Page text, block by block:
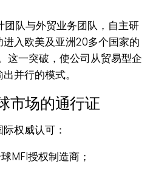
团队与外贸业务团队，自主研
入欧美及亚洲20多个国家的
一突破，使公司从贸易型企
并行的模式。
市场的通行证
权威认可：
MFI授权制造商；